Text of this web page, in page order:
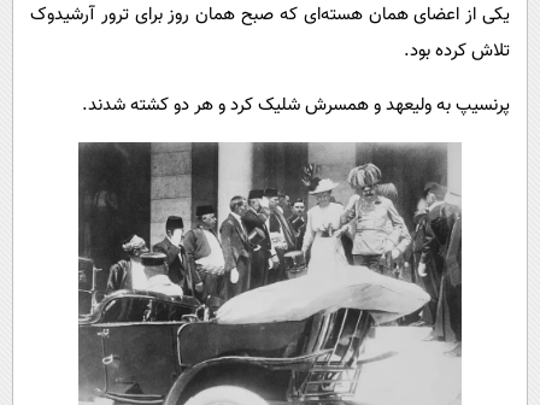
یکی از اعضای همان هسته‌ای که صبح همان روز برای ترور آرشیدوک
تلاش کرده بود.
پرنسیپ به ولیعهد و همسرش شلیک کرد و هر دو کشته شدند.